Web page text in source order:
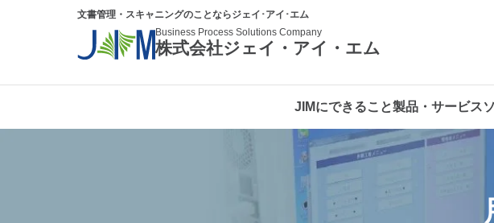
文書管理・スキャニングのことならジェイ･アイ･エム
Business Process Solutions Company
株式会社ジェイ・アイ・エム
JIMにできること製品・サービス